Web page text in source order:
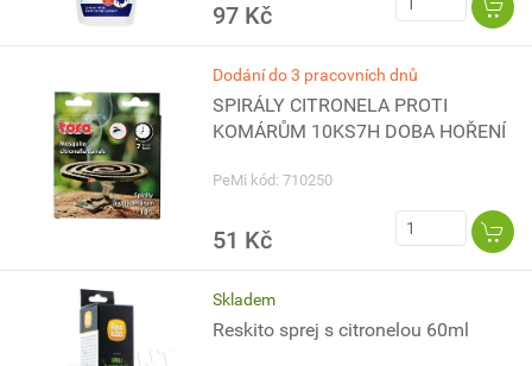
97 Kč
Dodání do 3 pracovních dnů
SPIRÁLY CITRONELA PROTI
KOMÁRŮM 10KS7H DOBA HOŘENÍ
PeMi kód: 710250
51 Kč
Skladem
Reskito sprej s citronelou 60ml